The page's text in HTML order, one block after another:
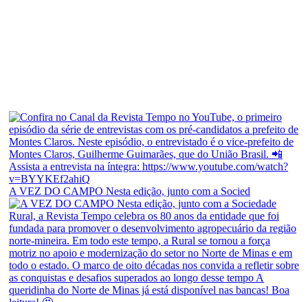
A VEZ DO CAMPO Nesta edição, junto com a Socied